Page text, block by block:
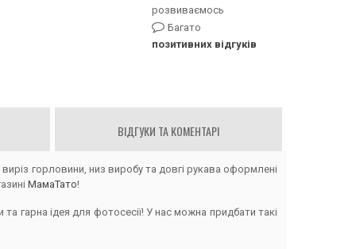
розвиваємось
Багато
позитивних відгуків
ВІДГУКИ ТА КОМЕНТАРІ
горловини, низ виробу та довгі рукава оформлені
МамаТато!
гарна ідея для фотосесії! У нас можна придбати такі